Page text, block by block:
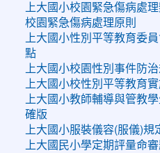
上大國小校園緊急傷病處
校園緊急傷病處理原則
上大國小性別平等教育委
點
上大國小校園性別事件防
上大國小校性別平等教育
上大國小教師輔導與管教
確版
上大國小服裝儀容(服儀)規
上大國民小學定期評量命